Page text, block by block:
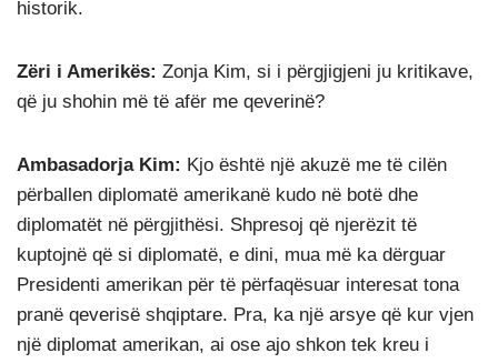
historik.
Zëri i Amerikës: Zonja Kim, si i përgjigjeni ju kritikave,
që ju shohin më të afër me qeverinë?
Ambasadorja Kim: Kjo është një akuzë me të cilën
përballen diplomatë amerikanë kudo në botë dhe
diplomatët në përgjithësi. Shpresoj që njerëzit të
kuptojnë që si diplomatë, e dini, mua më ka dërguar
Presidenti amerikan për të përfaqësuar interesat tona
pranë qeverisë shqiptare. Pra, ka një arsye që kur vjen
një diplomat amerikan, ai ose ajo shkon tek kreu i